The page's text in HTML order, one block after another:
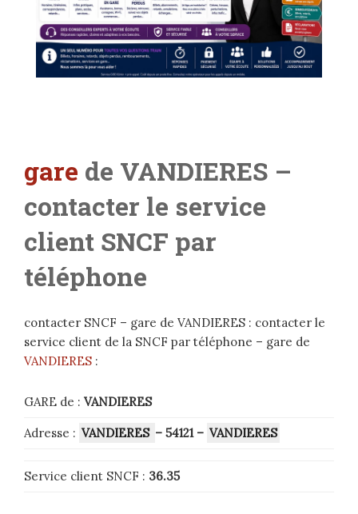
gare de VANDIERES –
contacter le service
client SNCF par
téléphone
contacter SNCF – gare de VANDIERES : contacter le
service client de la SNCF par téléphone – gare de
VANDIERES :
GARE de : VANDIERES
Adresse : VANDIERES – 54121 – VANDIERES
Service client SNCF : 36.35